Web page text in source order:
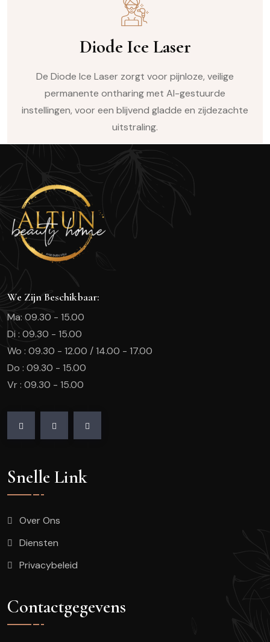
Diode Ice Laser
De Diode Ice Laser zorgt voor pijnloze, veilige
permanente ontharing met AI-gestuurde
instellingen, voor een blijvend gladde en zijdezachte
uitstraling.
We Zijn Beschikbaar:
Ma: 09.30 - 15.00
Di : 09.30 - 15.00
Wo : 09.30 - 12.00 / 14.00 - 17.00
Do : 09.30 - 15.00
Vr : 09.30 - 15.00
Snelle Link
Over Ons
Diensten
Privacybeleid
Contactgegevens